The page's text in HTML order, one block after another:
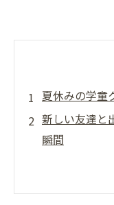
夏休みの学童
新しい友達と
瞬間
楽しいアク